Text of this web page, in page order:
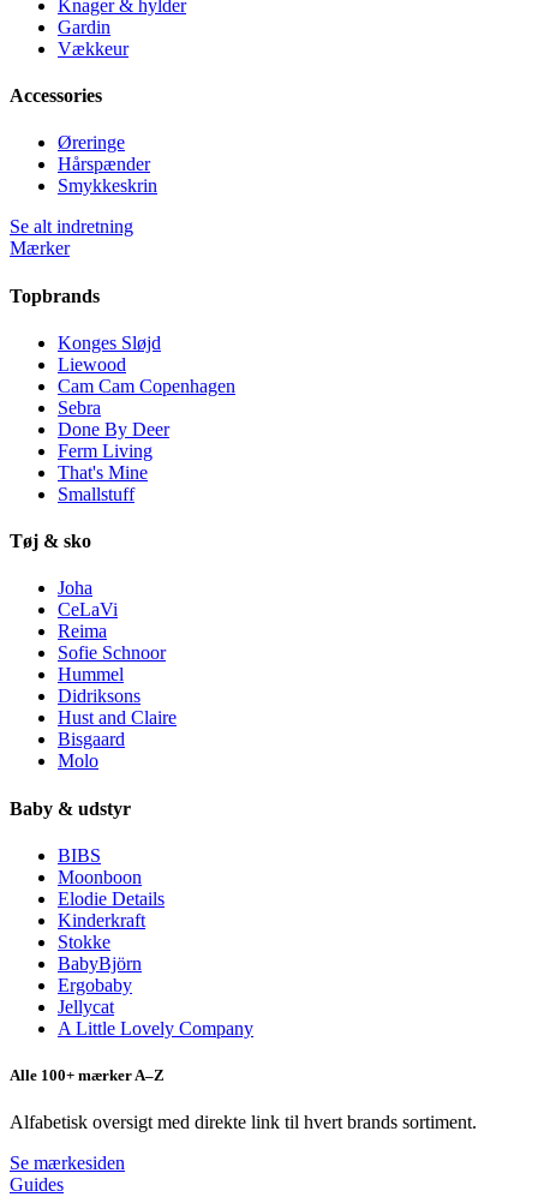
Knager & hylder
Gardin
Vækkeur
Accessories
Øreringe
Hårspænder
Smykkeskrin
Se alt indretning
Mærker
Topbrands
Konges Sløjd
Liewood
Cam Cam Copenhagen
Sebra
Done By Deer
Ferm Living
That's Mine
Smallstuff
Tøj & sko
Joha
CeLaVi
Reima
Sofie Schnoor
Hummel
Didriksons
Hust and Claire
Bisgaard
Molo
Baby & udstyr
BIBS
Moonboon
Elodie Details
Kinderkraft
Stokke
BabyBjörn
Ergobaby
Jellycat
A Little Lovely Company
Alle 100+ mærker A–Z
Alfabetisk oversigt med direkte link til hvert brands sortiment.
Se mærkesiden
Guides